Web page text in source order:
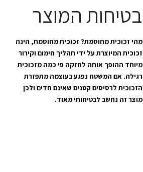
בטיחות המוצר
מהי זכוכית מחוסמת? זכוכית מחוסמת, הינה
זכוכית המיוצרת על ידי תהליך חימום וקירור
מיוחד ההופך אותה לחזקה פי כמה מזכוכית
רגילה. אם המשטח נפגע בעוצמה מתפזרת
הזכוכית לרסיסים קטנים שאינם חדים ולכן
מוצר זה נחשב לבטיחותי מאוד.